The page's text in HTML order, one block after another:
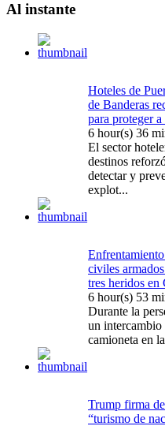
Al instante
Hoteles de
de Banderas
para proteger
6 hour(s) 36
El sector
destinos
detectar y
explot...
civiles
tres heridos en
6 hour(s) 53
Durante la
un intercambio
camioneta en
Trump firma
“turismo de